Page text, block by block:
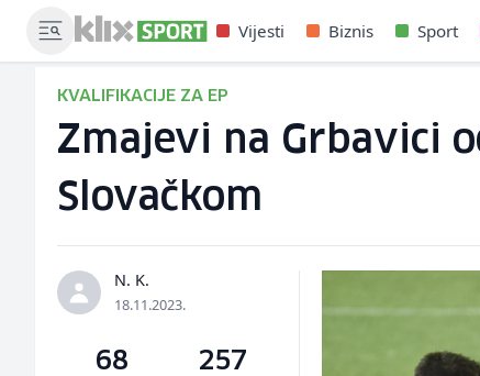
Vijesti Biznis Sport
KVALIFIKACIJE ZA EP
Zmajevi na Grbavici
Slovačkom
N. K.
18.11.2023.
68 257